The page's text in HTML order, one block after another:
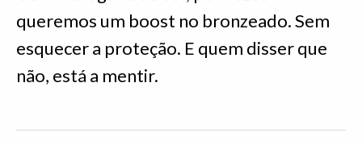
queremos um boost no bronzeado. Sem
esquecer a proteção. E quem disser que
não, está a mentir.